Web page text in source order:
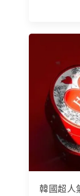
韓國超人